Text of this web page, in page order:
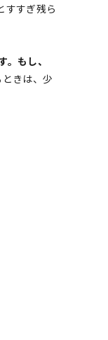
すすぎ残ら
もし、
きは、少